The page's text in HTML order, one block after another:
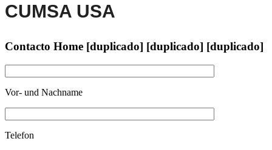
CUMSA USA
Contacto Home [duplicado] [duplicado] [duplicado]
Vor- und Nachname
Telefon